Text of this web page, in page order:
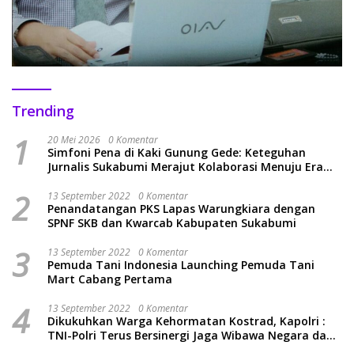
Trending
1 20 Mei 2026 0 Komentar
Simfoni Pena di Kaki Gunung Gede: Keteguhan
Jurnalis Sukabumi Merajut Kolaborasi Menuju Era
2 13 September 2022 0 Komentar
Penandatangan PKS Lapas Warungkiara dengan
SPNF SKB dan Kwarcab Kabupaten Sukabumi
3 13 September 2022 0 Komentar
Pemuda Tani Indonesia Launching Pemuda Tani
Mart Cabang Pertama
4 13 September 2022 0 Komentar
Dikukuhkan Warga Kehormatan Kostrad, Kapolri :
TNI-Polri Terus Bersinergi Jaga Wibawa Negara dan